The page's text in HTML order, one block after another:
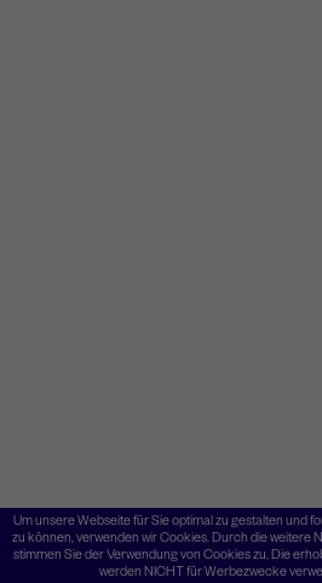
Um unsere Webseite für Sie optimal zu gestalten und
zu können, verwenden wir Cookies. Durch die weitere
stimmen Sie der Verwendung von Cookies zu. Die
werden NICHT für Werbezwecke